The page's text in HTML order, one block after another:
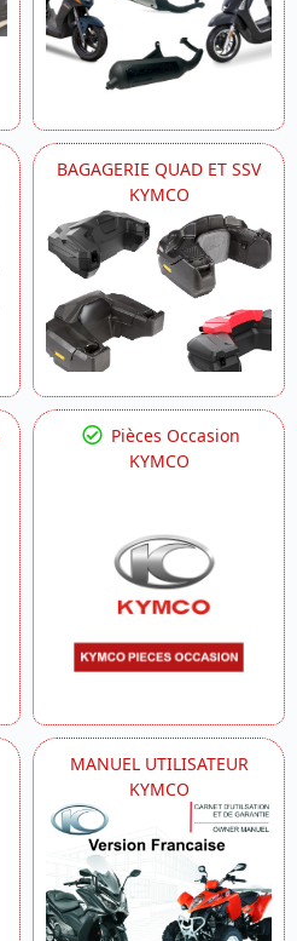
BAGAGERIE QUAD ET SSV
KYMCO
Pièces Occasion
KYMCO
MANUEL UTILISATEUR
KYMCO